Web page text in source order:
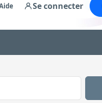
Se connecter